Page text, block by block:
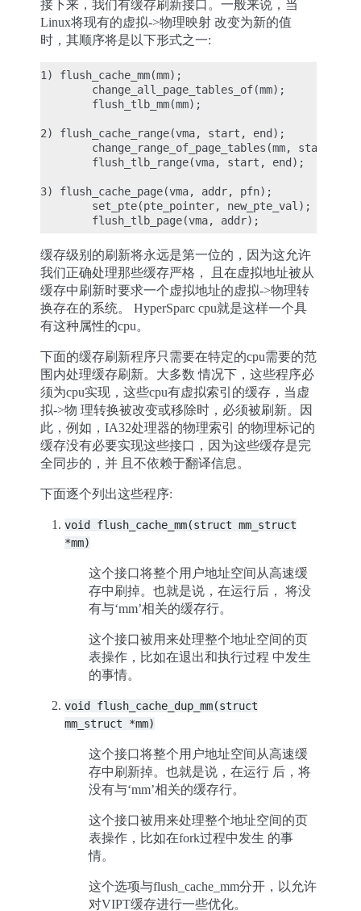
接下来，我们有缓存刷新接口。一般来说，当
Linux将现有的虚拟->物理映射 改变为新的值
时，其顺序将是以下形式之一:
1) flush_cache_mm(mm);
        change_all_page_tables_of(mm);
        flush_tlb_mm(mm);
2) flush_cache_range(vma, start, end);
change_range_of_page_tables(mm, start,
        flush_tlb_range(vma, start, end);
3) flush_cache_page(vma, addr, pfn);
        set_pte(pte_pointer, new_pte_val);
缓存级别的刷新将永远是第一位的，因为这允许
我们正确处理那些缓存严格， 且在虚拟地址被从
缓存中刷新时要求一个虚拟地址的虚拟->物理转
换存在的系统。 HyperSparc cpu就是这样一个具
有这种属性的cpu。
下面的缓存刷新程序只需要在特定的cpu需要的范
围内处理缓存刷新。大多数 情况下，这些程序必
须为cpu实现，这些cpu有虚拟索引的缓存，当虚
拟->物 理转换被改变或移除时，必须被刷新。因
此，例如，IA32处理器的物理索引 的物理标记的
缓存没有必要实现这些接口，因为这些缓存是完
全同步的，并 且不依赖于翻译信息。
下面逐个列出这些程序:
void flush_cache_mm(struct mm_struct
*mm)
这个接口将整个用户地址空间从高速缓
存中刷掉。也就是说，在运行后， 将没
有与‘mm’相关的缓存行。
这个接口被用来处理整个地址空间的页
表操作，比如在退出和执行过程 中发生
的事情。
void
flush_cache_dup_mm(struct
mm_struct
*mm)
这个接口将整个用户地址空间从高速缓
存中刷新掉。也就是说，在运行 后，将
没有与‘mm’相关的缓存行。
这个接口被用来处理整个地址空间的页
表操作，比如在fork过程中发生 的事
情。
这个选项与flush_cache_mm分开，以允许
对VIPT缓存进行一些优化。